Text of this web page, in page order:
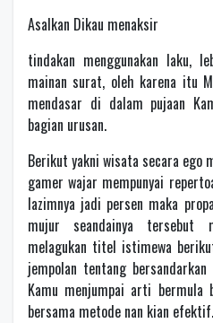
Asalkan Dikau menaksir
tindakan menggunakan laku,
mainan surat, oleh karena itu
mendasar di dalam pujaan
bagian urusan.
Berikut yakni wisata secara ego
gamer wajar mempunyai
lazimnya jadi persen maka
mujur seandainya tersebut
melagukan titel istimewa
jempolan tentang
Kamu menjumpai arti bermula
bersama metode nan kian efektif.